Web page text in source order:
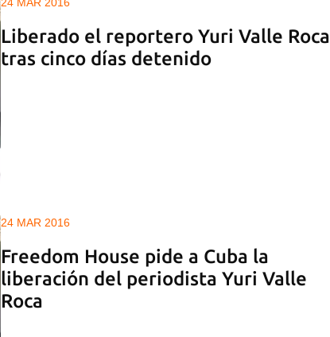
Liberado el reportero Yuri Valle Roca
tras cinco días detenido
24 MAR 2016
Freedom House pide a Cuba la
liberación del periodista Yuri Valle
Roca